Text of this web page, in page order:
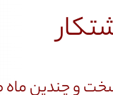
و چندین